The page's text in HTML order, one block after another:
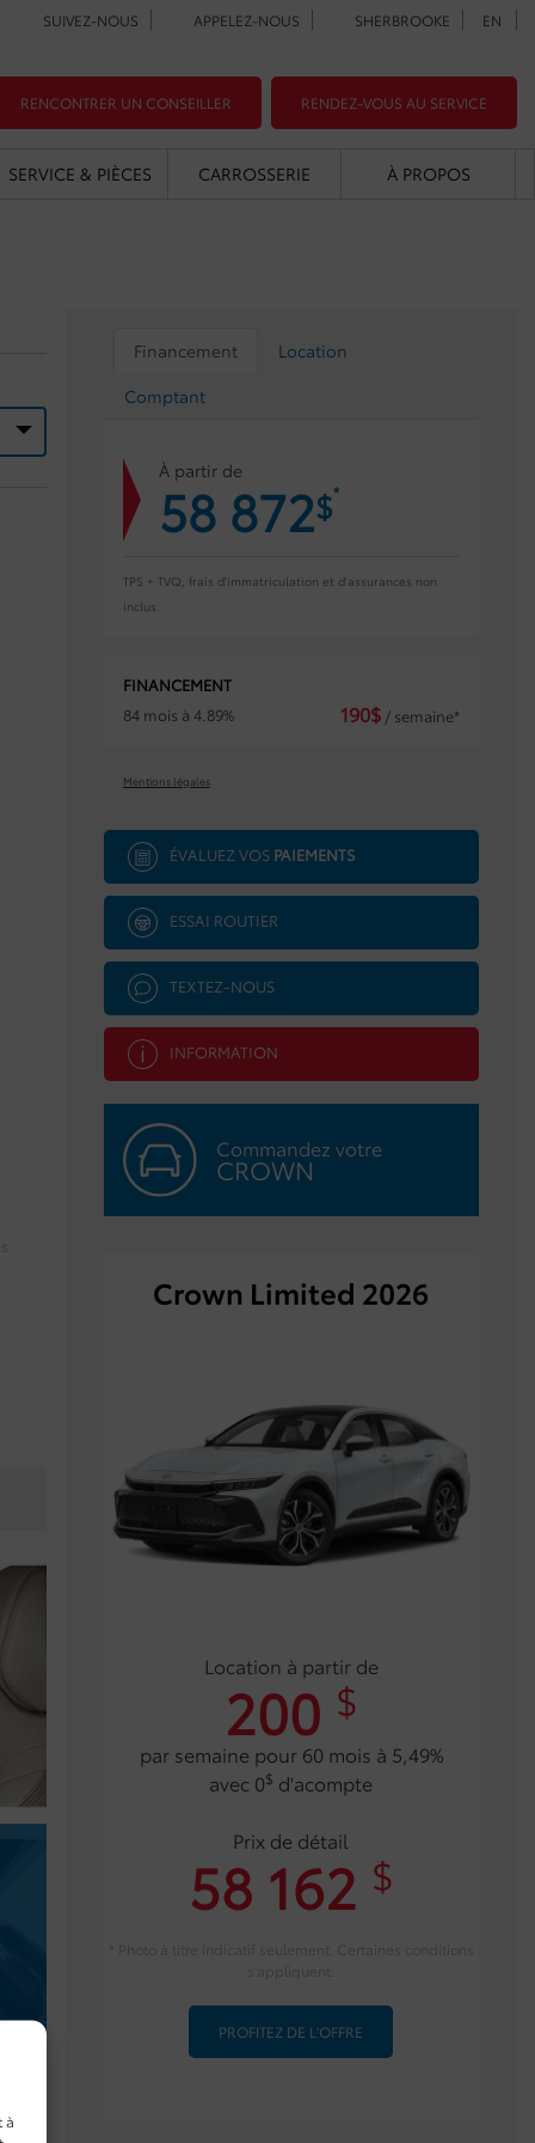
à
SUIVEZ-NOUS APPELEZ-NOUS SHERBROOKE EN
RENCONTRER UN CONSEILLER RENDEZ-VOUS AU SERVICE
SERVICE & PIÈCES CARROSSERIE À PROPOS
Financement
Location
Comptant
À partir de
58 872$*
TPS + TVQ, frais d'immatriculation et d'assurances non
inclus.
FINANCEMENT
84 mois à 4.89%
190$ / semaine*
Mentions légales
ÉVALUEZ VOS PAIEMENTS
ESSAI ROUTIER
TEXTEZ-NOUS
INFORMATION
Commandez votre
CROWN
Crown Limited 2026
Location à partir de
200 $
par semaine pour 60 mois à 5,49%
avec 0$ d'acompte
Prix de détail
58 162 $
PROFITEZ DE L'OFFRE